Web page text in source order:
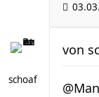
schoaf
von